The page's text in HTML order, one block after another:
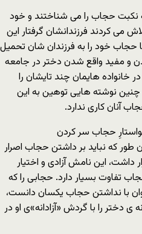
نکبت حجاب را مى شناختند و خود
مى کردند فرزندانشان گرفتار این
حجاب خود را به فرزندان شان تحمیل
و مفید واقع شدن دختر در جامعه
خانواده هایمان چند تایشان را
چنین نوشته هایى توهین به این
آنان کارى ندارد.
خواستارِ حجاب سر کردن
طور که نباید بر داشتن حجاب اصرار
داشت، این نامش آزادى و اختیار
تفاوت بسیار دارد. حجابى را که
با نداشتن حجاب یکسان دانست،
دختر را با گردش «آزادانه»ى او در